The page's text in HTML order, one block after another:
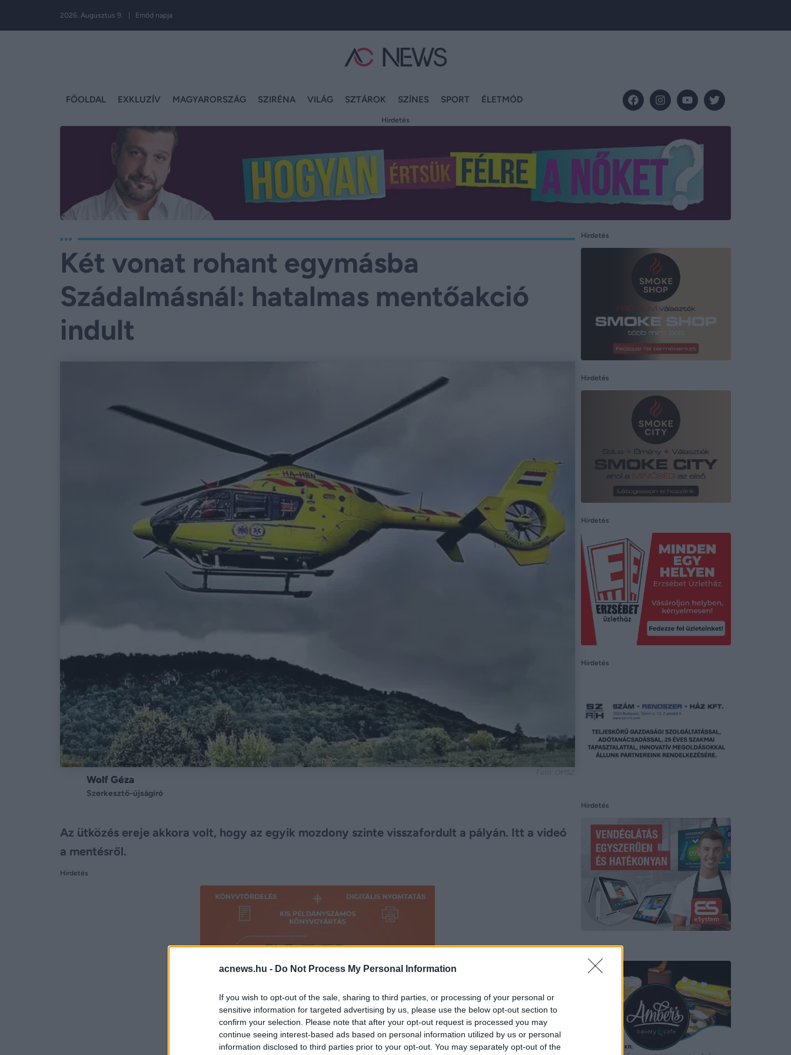
acnews.hu - Do Not Process My Personal Information
If you wish to opt-out of the sale, sharing to third parties, or processing of your personal or
sensitive information for targeted advertising by us, please use the below opt-out section to
confirm your selection. Please note that after your opt-out request is processed you may
continue seeing interest-based ads based on personal information utilized by us or personal
information disclosed to third parties prior to your opt-out. You may separately opt-out of the
2026. Augusztus 9. | Emőd napja
FŐOLDAL EXKLUZÍV MAGYARORSZÁG SZIRÉNA VILÁG SZTÁROK SZÍNES SPORT ÉLETMÓD
Hirdetés
Két vonat rohant egymásba
Szádalmásnál: hatalmas mentőakció
indult
Wolf Géza
Szerkesztő-újságíró
Az ütközés ereje akkora volt, hogy az egyik mozdony szinte visszafordult a pályán. Itt a videó
a mentésről.
Hirdetés
Hirdetés
Hirdetés
Hirdetés
Hirdetés
Hirdetés
Hirdetés